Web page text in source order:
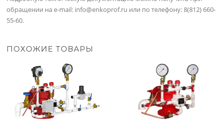
обращении на e-mail: info@enkoprof.ru или по телефону: 8(812) 660-
55-60.
ПОХОЖИЕ ТОВАРЫ